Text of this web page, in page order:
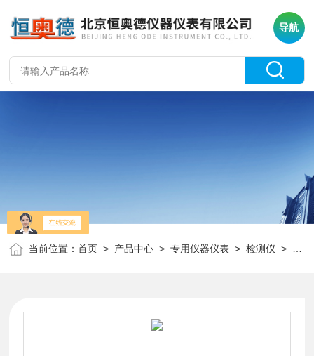
导航
当前位置：首页 > 产品中心 >专用仪器仪表 >检测仪 > HAD-ZXC转向参数检测仪